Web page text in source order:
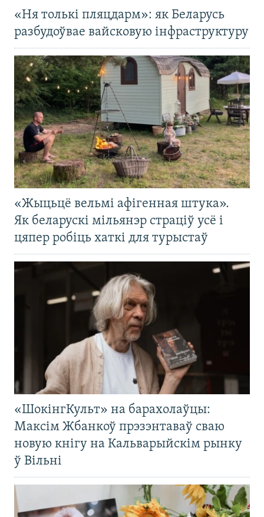
«Ня толькі пляцдарм»: як Беларусь
разбудоўвае вайсковую інфраструктуру
«Жыцьцё вельмі афігенная штука».
Як беларускі мільянэр страціў усё і
цяпер робіць хаткі для турыстаў
«ШокінгКульт» на барахолаўцы:
Максім Жбанкоў прэзэнтаваў сваю
новую кнігу на Кальварыйскім рынку
ў Вільні